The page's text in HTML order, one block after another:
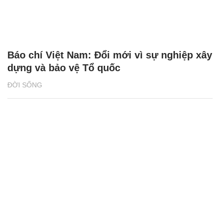
ĐỜI SỐNG
Báo chí Việt Nam: Đổi mới vì sự nghiệp xây
dựng và bảo vệ Tổ quốc